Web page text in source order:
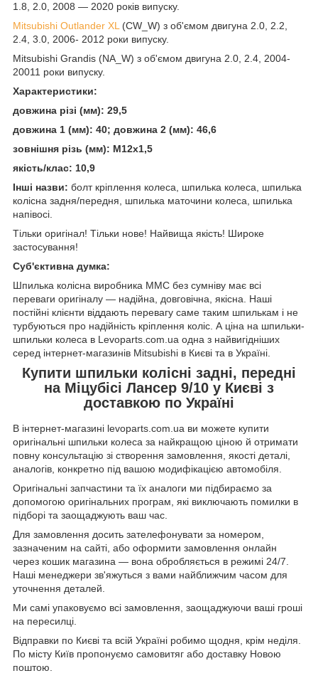
1.8, 2.0, 2008 — 2020 років випуску.
Mitsubishi Outlander XL(CW_W) з об'ємом двигуна 2.0, 2.2,
2.4, 3.0, 2006- 2012 роки випуску.
Mitsubishi Grandis (NA_W) з об'ємом двигуна 2.0, 2.4, 2004-
20011 роки випуску.
Характеристики:
довжина різі (мм): 29,5
довжина 1 (мм): 40; довжина 2 (мм): 46,6
зовнішня різь (мм): М12х1,5
якість/клас: 10,9
Інші назви: болт кріплення колеса, шпилька колеса, шпилька
колісна задня/передня, шпилька маточини колеса, шпилька
напівосі.
Тільки оригінал! Тільки нове! Найвища якість! Широке
застосування!
Суб'єктивна думка:
Шпилька колісна виробника MMC без сумніву має всі
переваги оригіналу — надійна, довговічна, якісна. Наші
постійні клієнти віддають перевагу саме таким шпилькам і не
турбуються про надійність кріплення коліс. А ціна на шпильки-
шпильки колеса в Levoparts.com.ua одна з найвигідніших
серед інтернет-магазинів Mitsubishi в Києві та в Україні.
Купити шпильки колісні задні, передні
на Міцубісі Лансер 9/10 у Києві з
доставкою по Україні
В інтернет-магазині levoparts.com.ua ви можете купити
оригінальні шпильки колеса за найкращою ціною й отримати
повну консультацію зі створення замовлення, якості деталі,
аналогів, конкретно під вашою модифікацією автомобіля.
Оригінальні запчастини та їх аналоги ми підбираємо за
допомогою оригінальних програм, які виключають помилки в
підборі та заощаджують ваш час.
Для замовлення досить зателефонувати за номером,
зазначеним на сайті, або оформити замовлення онлайн
через кошик магазина — вона обробляється в режимі 24/7.
Наші менеджери зв'яжуться з вами найближчим часом для
уточнення деталей.
Ми самі упаковуємо всі замовлення, заощаджуючи ваші гроші
на пересилці.
Відправки по Києві та всій Україні робимо щодня, крім неділя.
По місту Київ пропонуємо самовитяг або доставку Новою
поштою.